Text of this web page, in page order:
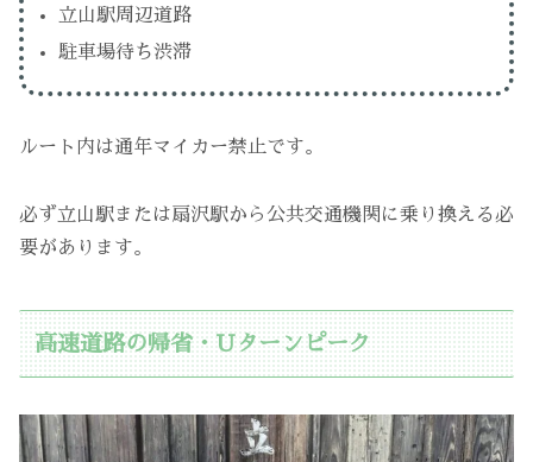
立山駅周辺道路
駐車場待ち渋滞
ルート内は通年マイカー禁止です。
必ず立山駅または扇沢駅から公共交通機関に乗り換える必
要があります。
高速道路の帰省・Uターンピーク